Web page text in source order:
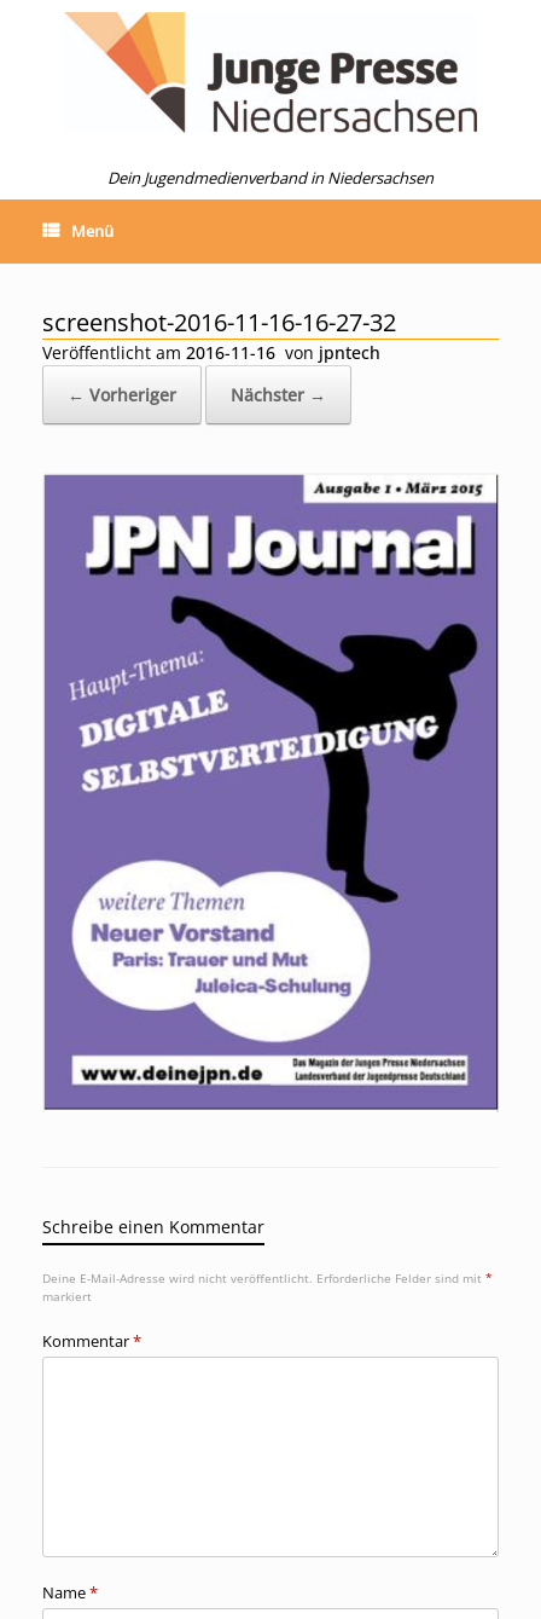
Dein Jugendmedienverband in Niedersachsen
Menü
screenshot-2016-11-16-16-27-32
Veröffentlicht am 2016-11-16 von jpntech
← Vorheriger
Nächster →
Schreibe einen Kommentar
Deine E-Mail-Adresse wird nicht veröffentlicht. Erforderliche Felder sind mit *
markiert
Kommentar*
Name*